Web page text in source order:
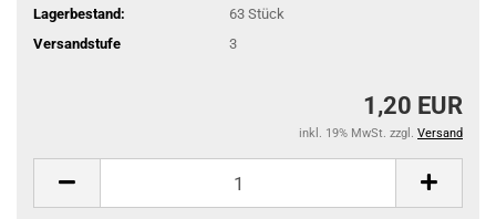
Lagerbestand: 63 Stück
Versandstufe
3
1,20 EUR
inkl. 19% MwSt. zzgl. Versand